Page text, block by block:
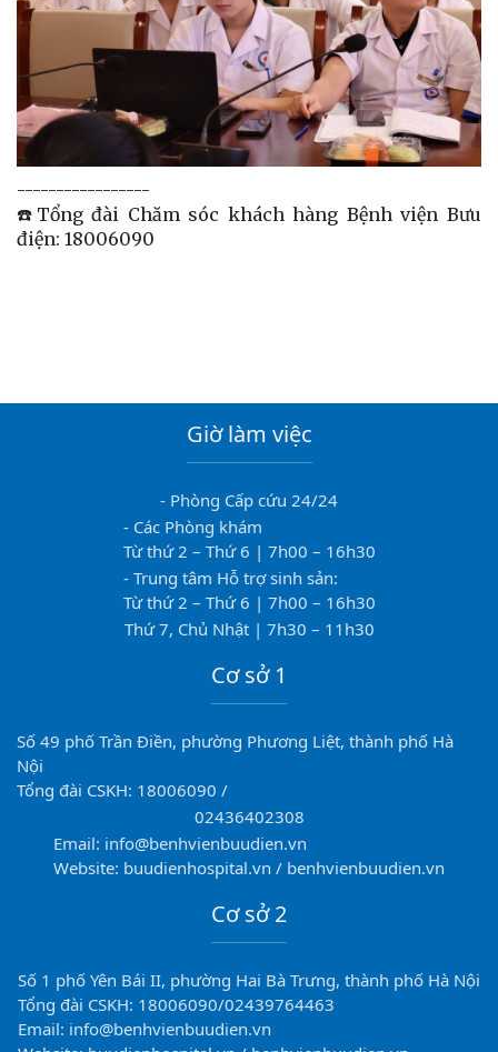
-----------------
☎️Tổng đài Chăm sóc khách hàng Bệnh viện Bưu
điện: 18006090
Giờ làm việc
- Phòng Cấp cứu 24/24
- Các Phòng khám
Từ thứ 2 – Thứ 6 | 7h00 – 16h30
- Trung tâm Hỗ trợ sinh sản:
Từ thứ 2 – Thứ 6 | 7h00 – 16h30
Thứ 7, Chủ Nhật | 7h30 – 11h30
Cơ sở 1
Số 49 phố Trần Điền, phường Phương Liệt, thành phố Hà
Nội
Tổng đài CSKH: 18006090 /
02436402308
Email: info@benhvienbuudien.vn
Website: buudienhospital.vn / benhvienbuudien.vn
Cơ sở 2
Số 1 phố Yên Bái II, phường Hai Bà Trưng, thành phố Hà Nội
Tổng đài CSKH: 18006090/02439764463
Email: info@benhvienbuudien.vn